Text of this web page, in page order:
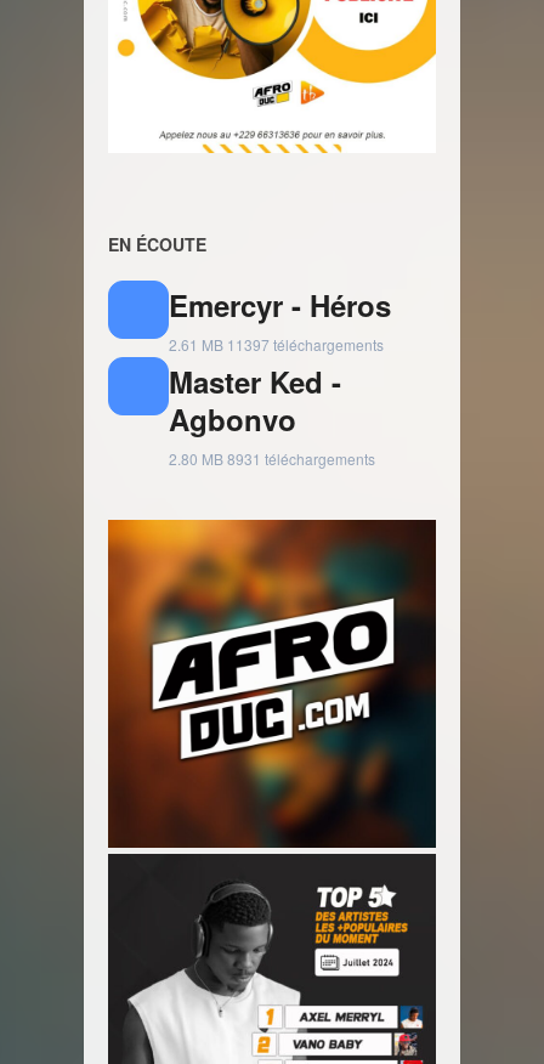
EN ÉCOUTE
Emercyr - Héros
2.61 MB 11397 téléchargements
Master Ked -
Agbonvo
2.80 MB8931 téléchargements